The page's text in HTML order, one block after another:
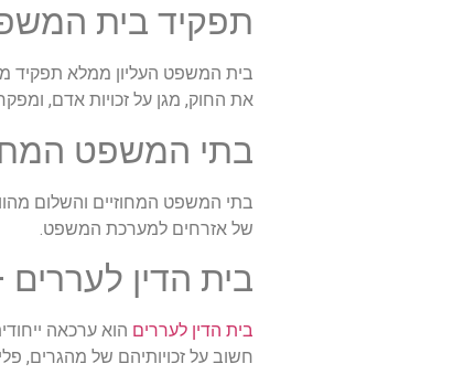
תפקיד בית
בית המשפט העליון ממלא תפקיד
את החוק, מגן על זכויות אדם,
בתי המשפט
בתי המשפט המחוזיים והשלום
של אזרחים למערכת המשפט.
בית הדין
בית הדין לעררים הוא ערכאה
חשוב על זכויותיהם של מהגרים,